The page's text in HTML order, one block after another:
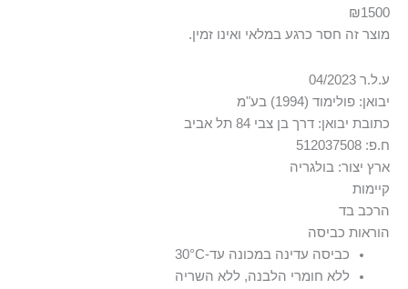
₪1500
מוצר זה חסר כרגע במלאי ואינו זמין.
ע.ל.ר 04/2023
יבואן: פולימוד (1994) בע"מ
כתובת יבואן: דרך בן צבי 84 תל אביב
ח.פ: 512037508
ארץ יצור: בולגריה
קיימות
The fabric is made using 20% certified recycled cotton,
reducing the use of virgin resources.
הרכב בד
99% כותנה 1% אלסטן-ספנדקס
הוראות כביסה
כביסה עדינה במכונה עד-30°C
ללא חומרי הלבנה, ללא השריה